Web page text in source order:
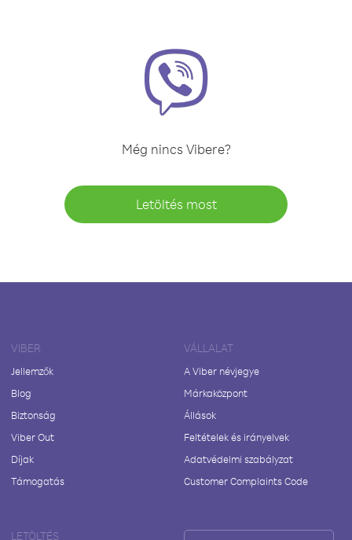
Még nincs Vibere?
Letöltés most
VIBER
Jellemzők
Blog
Biztonság
Viber Out
Díjak
Támogatás
VÁLLALAT
A Viber névjegye
Márkaközpont
Állások
Feltételek és irányelvek
Adatvédelmi szabályzat
Customer Complaints Code
LETÖLTÉS